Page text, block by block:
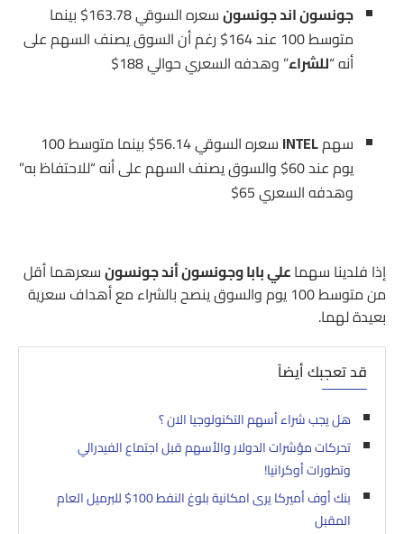
جونسون اند جونسون
سعره السوقي 163.78$ بينما
متوسط 100 عند 164$ رغم أن السوق يصنف السهم على
أنه “للشراء” وهدفه السعري حوالي 188$
سهمINTEL
سعره السوقي 56.14$ بينما متوسط 100
يوم عند 60$ والسوق يصنف السهم على أنه “للاحتفاظ به”
وهدفه السعري 65$
إذا فلدينا سهماعلي بابا وجونسون أند جونسونسعرهما أقل
من متوسط 100 يوم والسوق ينصح بالشراء مع أهداف سعرية
بعيدة لهما.
قد تعجبك أيضاً
هل يجب شراء أسهم التكنولوجيا الان ؟
تحركات مؤشرات الدولار والأسهم قبل اجتماع الفيدرالي
وتطورات أوكرانيا!
بنك أوف أميركا يرى امكانية بلوغ النفط 100$ للبرميل العام
المقبل